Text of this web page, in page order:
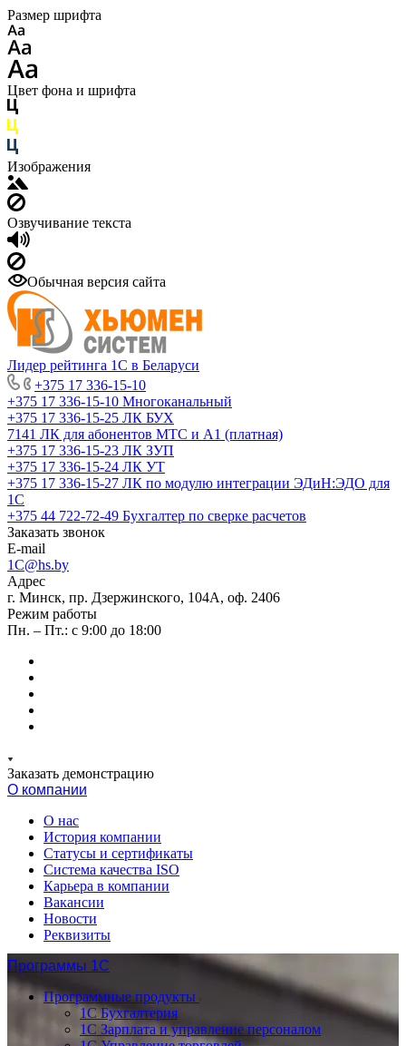
Размер шрифта
Цвет фона и шрифта
Изображения
Озвучивание текста
Обычная версия сайта
Лидер рейтинга 1С в Беларуси
+375 17 336-15-10
+375 17 336-15-10 Многоканальный
+375 17 336-15-25 ЛК БУХ
7141 ЛК для абонентов МТС и А1 (платная)
+375 17 336-15-23 ЛК ЗУП
+375 17 336-15-24 ЛК УТ
+375 17 336-15-27 ЛК по модулю интеграции ЭДиН:ЭДО для
1С
+375 44 722-72-49 Бухгалтер по сверке расчетов
Заказать звонок
E-mail
1C@hs.by
Адрес
г. Минск, пр. Дзержинского, 104А, оф. 2406
Режим работы
Пн. – Пт.: с 9:00 до 18:00
Заказать демонстрацию
О компании
О нас
История компании
Статусы и сертификаты
Система качества ISO
Карьера в компании
Вакансии
Новости
Реквизиты
Программы 1С
Программные продукты
1С Бухгалтерия
1С Зарплата и управление персоналом